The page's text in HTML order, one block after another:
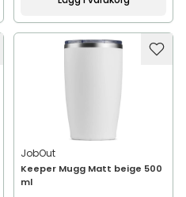
JobOut
Keeper Mugg Matt beige 500
ml